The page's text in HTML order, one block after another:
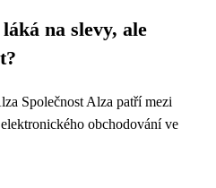
na slevy, ale
Společnost Alza patří mezi
obchodování ve